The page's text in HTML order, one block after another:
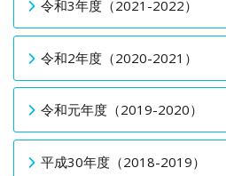
令和3年度（2021-2022）
令和2年度（2020-2021）
令和元年度（2019-2020）
平成30年度（2018-2019）